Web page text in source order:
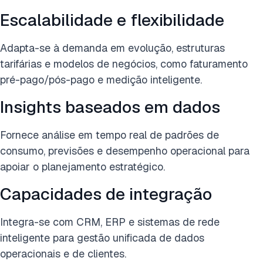
Escalabilidade e flexibilidade
Adapta-se à demanda em evolução, estruturas
tarifárias e modelos de negócios, como faturamento
pré-pago/pós-pago e medição inteligente.
Insights baseados em dados
Fornece análise em tempo real de padrões de
consumo, previsões e desempenho operacional para
apoiar o planejamento estratégico.
Capacidades de integração
Integra-se com CRM, ERP e sistemas de rede
inteligente para gestão unificada de dados
operacionais e de clientes.